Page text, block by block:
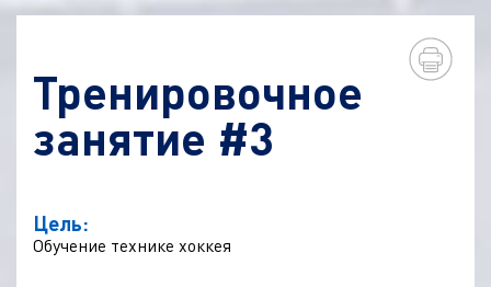
Тренировочное
занятие #3
Цель:
Обучение технике хоккея